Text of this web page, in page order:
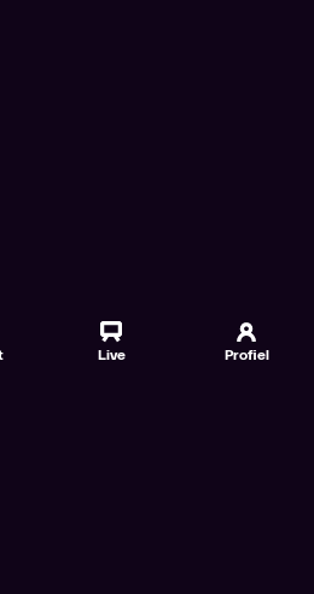
Live Profiel